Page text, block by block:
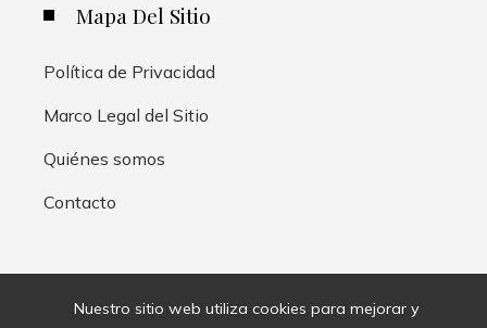
Nuestro sitio web utiliza cookies para mejorar y
Mapa Del Sitio
Política de Privacidad
Marco Legal del Sitio
Quiénes somos
Contacto
© 2020 Todos los derechos reservados.